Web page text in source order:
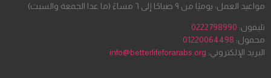
مواعيد العمل: يوميًا من ٩ صباحًا إلى ٦ مساءً (ما عدا الجمعة والسبت)
تليفون: 0222798990
محمول: 01220064498
البريد الإلكتروني: info@betterlifeforarabs.org